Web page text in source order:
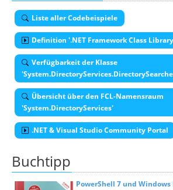
Liste aller Codebeispiele
Definition '.NET Framework Class
Verfügbarkeit der Klasse
Übersicht über den FCL-Namensraum
'System.DirectoryServices'
.NET & Visual Studio Community Portal
Buchtipp
PowerShell 7 und Windows